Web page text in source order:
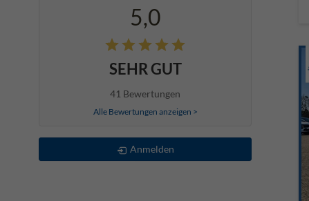
5,0
SEHR GUT
41 Bewertungen
Alle Bewertungen anzeigen >
Anmelden